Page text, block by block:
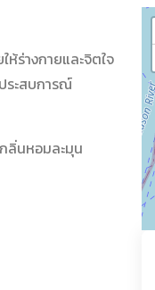
ร่างกายและจิตใจ
ระสบการณ์
ลิ่นหอมละมุน